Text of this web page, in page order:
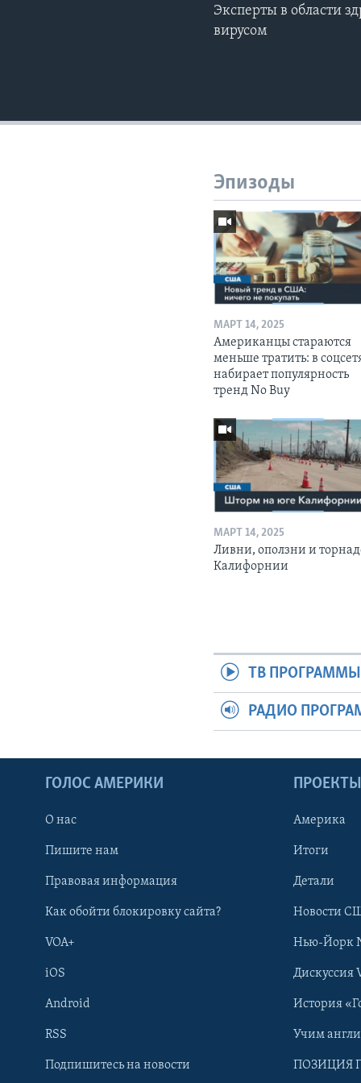
Learning English
Эксперты в области
вирусом
Эпизоды
МАРТ 14, 2025
Американцы стараются
меньше тратить: в
набирает популярность
тренд No Buy
МАРТ 14, 2025
Ливни, оползни и
Калифорнии
ТВ ПРОГРАММЫ
РАДИО
ГОЛОС АМЕРИКИ
О нас
Пишите нам
Правовая информация
Как обойти блокировку сайта?
VOA+
iOS
Android
RSS
Подпишитесь на новости
ПРОЕКТЫ
Америка
Итоги
Детали
Новости
Нью-Йорк
Дискуссия
История
Учим
ПОЗИЦИЯ